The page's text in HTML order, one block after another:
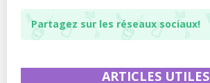
Partagez sur les réseaux sociaux!
ARTICLES UTILES